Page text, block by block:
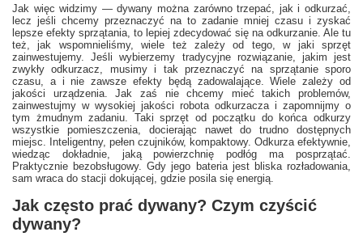
Jak więc widzimy — dywany można zarówno trzepać, jak i odkurzać,
lecz jeśli chcemy przeznaczyć na to zadanie mniej czasu i zyskać
lepsze efekty sprzątania, to lepiej zdecydować się na odkurzanie. Ale tu
też, jak wspomnieliśmy, wiele też zależy od tego, w jaki sprzęt
zainwestujemy. Jeśli wybierzemy tradycyjne rozwiązanie, jakim jest
zwykły odkurzacz, musimy i tak przeznaczyć na sprzątanie sporo
czasu, a i nie zawsze efekty będą zadowalające. Wiele zależy od
jakości urządzenia. Jak zaś nie chcemy mieć takich problemów,
zainwestujmy w wysokiej jakości robota odkurzacza i zapomnijmy o
tym żmudnym zadaniu. Taki sprzęt od początku do końca odkurzy
wszystkie pomieszczenia, docierając nawet do trudno dostępnych
miejsc. Inteligentny, pełen czujników, kompaktowy. Odkurza efektywnie,
wiedząc dokładnie, jaką powierzchnię podłóg ma posprzątać.
Praktycznie bezobsługowy. Gdy jego bateria jest bliska rozładowania,
sam wraca do stacji dokującej, gdzie posila się energią.
Jak często prać dywany? Czym czyścić
dywany?